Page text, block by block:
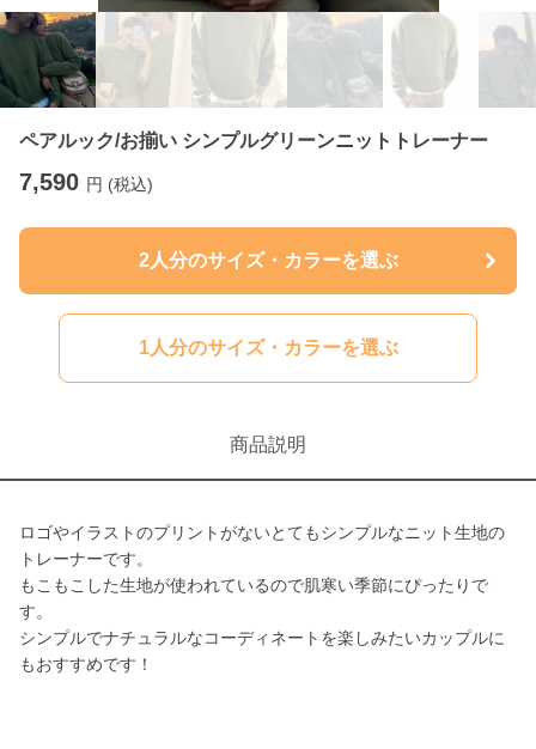
ペアルック/お揃い シンプルグリーンニットトレーナー
7,590 円 (税込)
2人分のサイズ・カラーを選ぶ
1人分のサイズ・カラーを選ぶ
商品説明
ロゴやイラストのプリントがないとてもシンプルなニット生地の
トレーナーです。
もこもこした生地が使われているので肌寒い季節にぴったりで
す。
シンプルでナチュラルなコーディネートを楽しみたいカップルに
もおすすめです！